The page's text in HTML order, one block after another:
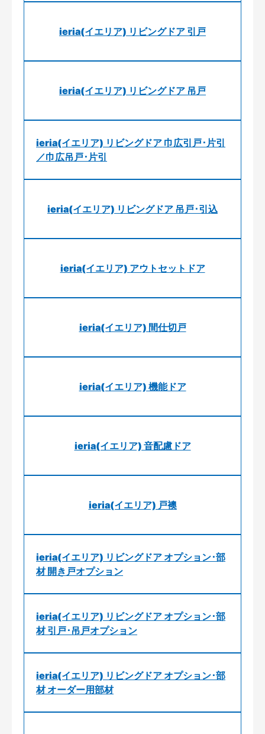
ieria(イエリア) リビングドア 引戸
ieria(イエリア) リビングドア 吊戸
ieria(イエリア) リビングドア 巾広引戸･片引
／巾広吊戸･片引
ieria(イエリア) リビングドア 吊戸･引込
ieria(イエリア) アウトセットドア
ieria(イエリア) 間仕切戸
ieria(イエリア) 機能ドア
ieria(イエリア) 音配慮ドア
ieria(イエリア) 戸襖
ieria(イエリア) リビングドア オプション･部
材 開き戸オプション
ieria(イエリア) リビングドア オプション･部
材 引戸･吊戸オプション
ieria(イエリア) リビングドア オプション･部
材 オーダー用部材